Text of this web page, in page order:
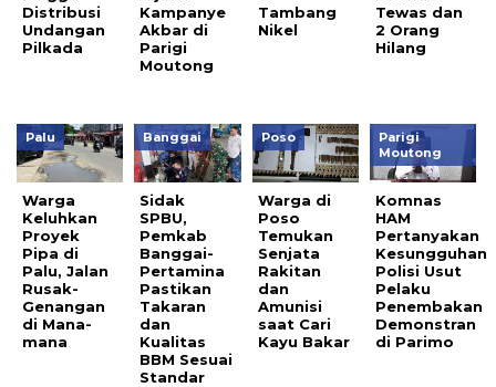
Distribusi
Undangan
Pilkada
Kampanye
Akbar di
Parigi
Moutong
Tambang
Nikel
Tewas dan
2 Orang
Hilang
Palu
Warga
Keluhkan
Proyek
Pipa di
Palu, Jalan
Rusak-
Genangan
di Mana-
mana
Banggai
Sidak
SPBU,
Pemkab
Banggai-
Pertamina
Pastikan
Takaran
dan
Kualitas
BBM Sesuai
Standar
Poso
Warga di
Poso
Temukan
Senjata
Rakitan
dan
Amunisi
saat Cari
Kayu Bakar
Parigi
Moutong
Komnas
HAM
Pertanyakan
Kesungguhan
Polisi Usut
Pelaku
Penembakan
Demonstran
di Parimo